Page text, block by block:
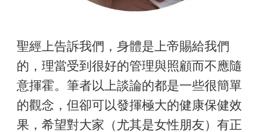
聖經上告訴我們，身體是上帝賜給我們
的，理當受到很好的管理與照顧而不應隨
意揮霍。筆者以上談論的都是一些很簡單
的觀念，但卻可以發揮極大的健康保健效
果，希望對大家（尤其是女性朋友）有正